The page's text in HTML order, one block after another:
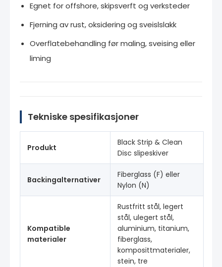
Egnet for offshore, skipsverft og verksteder
Fjerning av rust, oksidering og sveislslakk
Overflatebehandling før maling, sveising eller
liming
Tekniske spesifikasjoner
Produkt
Black Strip & Clean
Disc slipeskiver
Backingalternativer
Fiberglass (F) eller
Nylon (N)
Kompatible
materialer
Rustfritt stål, legert
stål, ulegert stål,
aluminium, titanium,
fiberglass,
komposittmaterialer,
stein, tre